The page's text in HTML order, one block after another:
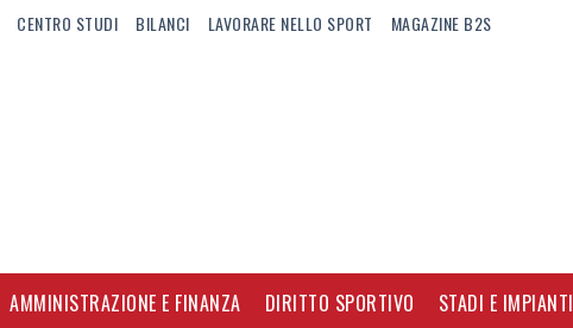
CENTRO STUDI BILANCI LAVORARE NELLO SPORT MAGAZINE B2S
AMMINISTRAZIONE E FINANZA DIRITTO SPORTIVO STADI E IMPIANTI